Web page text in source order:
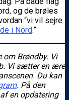
og de brøles
“vi vil sejre
i Nord.”
Brøndby. Vi
Vi sætter en ære
Du kan
. På den
en opdatering